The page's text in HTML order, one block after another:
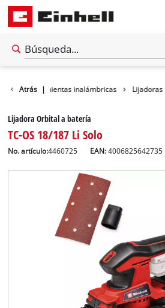
Atrás |
Herramientas inalámbricas Lijadoras
Lijadora Orbital a batería
TC-OS 18/187 Li Solo
No. artículo:4460725 EAN:4006825642735